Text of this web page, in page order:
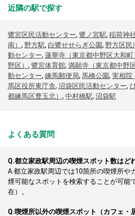
近隣の駅で探す
鷺宮区民活動センター, 鷺ノ宮駅, 稲荷神
南） , 野方駅, 白鷺せせらぎ公園, 野方区民
動センター, 蓮華寺（東京都中野区大和町
野区） , 鷺宮体育館, 満願寺（東京都中野
動センター, 練馬郵便局, 馬橋公園, 実相院
馬区役所東庁舎, 沼袋区民活動センター,
都練馬区豊玉北） , 中村橋駅, 沼袋駅
よくある質問
Q.都立家政駅周辺の喫煙スポット数はど
A.都立家政駅周辺では10箇所の喫煙所や
煙可能なスポットを検索することが可能
在）。
Q.喫煙所以外の喫煙スポット（カフェ・